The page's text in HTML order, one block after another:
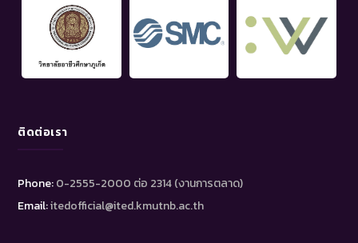
ติดต่อเรา
Phone:0-2555-2000 ต่อ 2314 (งานการตลาด)
Email:itedofficial@ited.kmutnb.ac.th